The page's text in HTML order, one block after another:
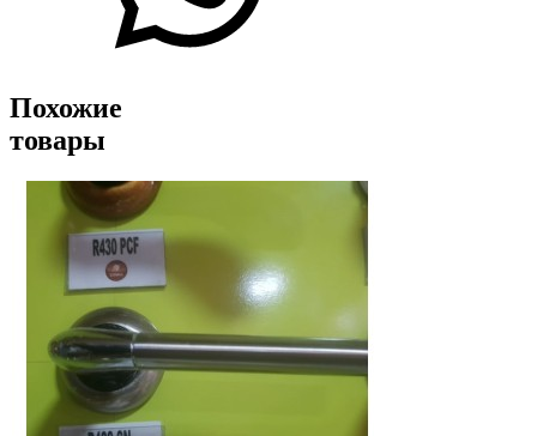
Похожие
товары